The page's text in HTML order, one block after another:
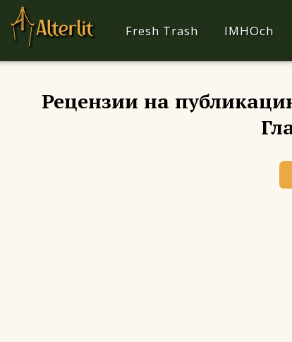
Fresh Trash IMHOch
Рецензии на